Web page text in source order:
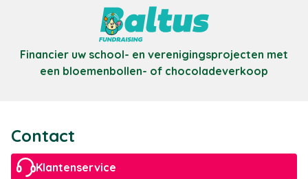
Financier uw school- en verenigingsprojecten met
een bloemenbollen- of chocoladeverkoop
Contact
Klantenservice